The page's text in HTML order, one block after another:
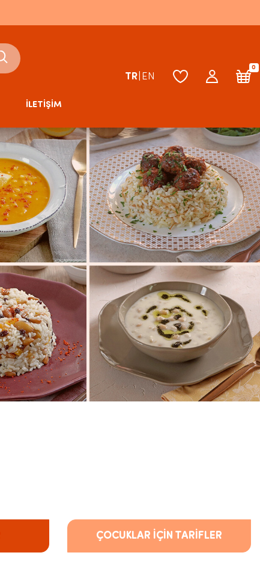
İLETİŞİM
TR EN
0
ÇOCUKLAR İÇİN TARİFLER